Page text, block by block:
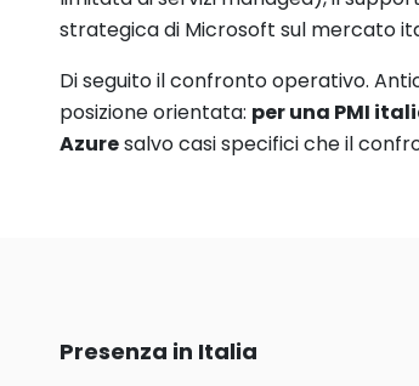
strategica di Microsoft sul mercato
Di seguito il confronto operativo.
posizione orientata: per una PMI
Azuresalvo casi specifici che il
Presenza in Italia